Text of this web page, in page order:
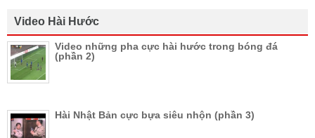
Video Hài Hước
Video những pha cực hài hước trong bóng đá
(phần 2)
Hài Nhật Bản cực bựa siêu nhộn (phần 3)